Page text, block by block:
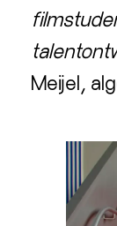
Meijel,